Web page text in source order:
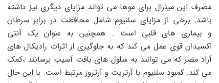
مصرف این مینرال برای موها می تواند مزایای دیگری نیز داشته
باشد. برخی از مزایای سلنیوم شامل محافظت در برابر سرطان
و بیماری های قلبی است . همچنین به عنوان یک آنتی
اکسیدان قوی عمل می کند که به جلوگیری از اثرات رادیکال های
آزاد مضر که می توانند به سلول های بافت آسیب برسانند ،کمک
می کند. کمبود سلنیوم با آرتریت و آرتروز مرتبط است. با این حال